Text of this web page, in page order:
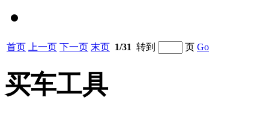
首页 上一页 下一页 末页 1/31 转到 页 Go
买车工具